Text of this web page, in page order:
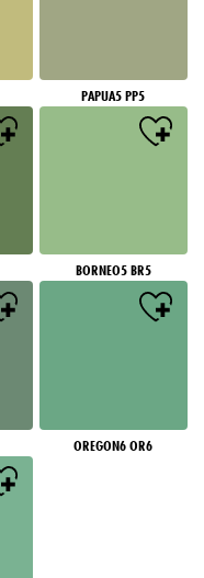
PAPUA5 PP5
BORNEO5 BR5
OREGON6 OR6